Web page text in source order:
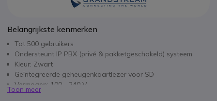
Belangrijkste kenmerken
Tot 500 gebruikers
Ondersteunt IP PBX (privé & pakketgeschakeld) systeem
Kleur: Zwart
Geïntegreerde geheugenkaartlezer voor SD
Vermogen: 100 - 240 V
Compatibel met diverse netwerkprotocollen
Toon meer